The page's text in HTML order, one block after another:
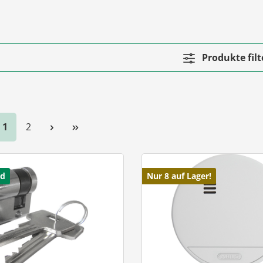
Produkte
Seite
1 Seite
2
Nur 8 auf Lager!